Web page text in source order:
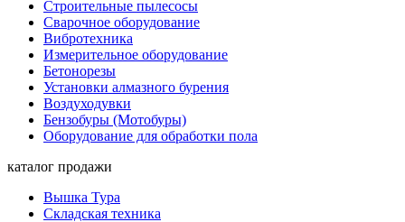
Строительные пылесосы
Сварочное оборудование
Вибротехника
Измерительное оборудование
Бетонорезы
Установки алмазного бурения
Воздуходувки
Бензобуры (Мотобуры)
Оборудование для обработки пола
каталог продажи
Вышка Тура
Складская техника